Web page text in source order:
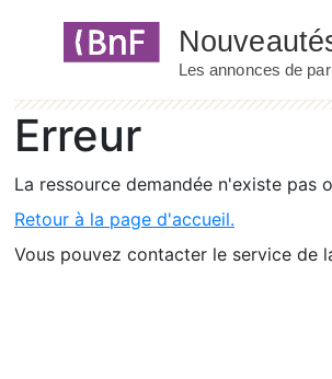
Erreur
La ressource demandée n'existe pas
Retour à la page d'accueil.
Vous pouvez contacter le service de